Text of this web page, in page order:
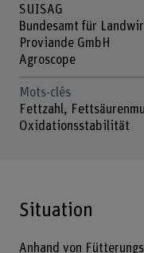
SUISAG
Bundesamt für
Proviande GmbH
Agroscope
Mots-clés
Fettzahl,
Oxidationsstabilität
Situation
Anhand von